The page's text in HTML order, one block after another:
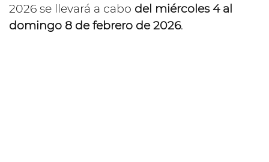
2026 se llevará a cabo del miércoles 4 al
domingo 8 de febrero de 2026.